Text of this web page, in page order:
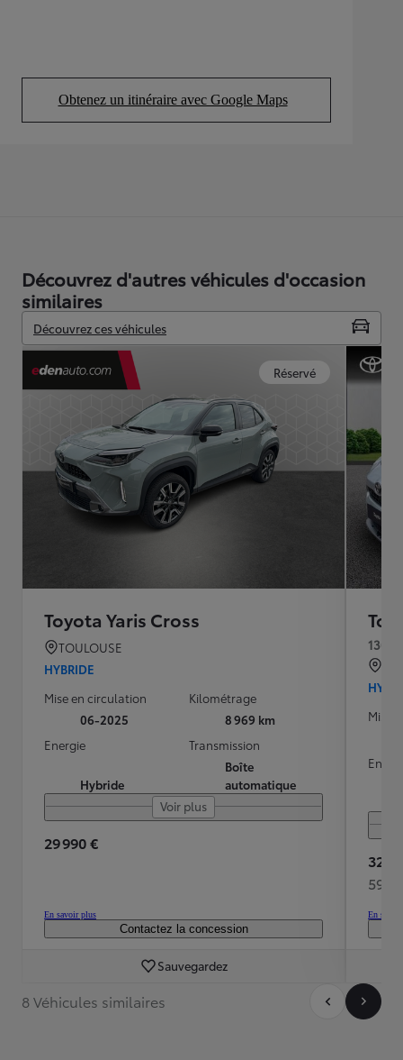
Obtenez un itinéraire avec Google Maps
(Opens in new tab)
Découvrez d'autres véhicules d'occasion
similaires
Découvrez ces véhicules
Réservé
Toyota Yaris Cross
TOULOUSE
HYBRIDE
Mise en circulation
06-2025
Kilométrage
8 969 km
Energie
Hybride
Transmission
Boîte
automatique
Voir plus
29 990 €
En savoir plus
Contactez la concession
Sauvegardez
130h
Mise
32
591
En
8 Véhicules similaires